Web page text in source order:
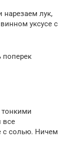
лук,
уксусе с
все
с солью. Ничем